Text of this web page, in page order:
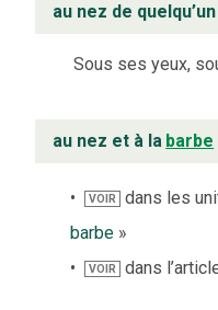
au nez de quelqu’un
Sous ses yeux,
au nez et à la barbe
VOIR dans les
barbe »
VOIR dans